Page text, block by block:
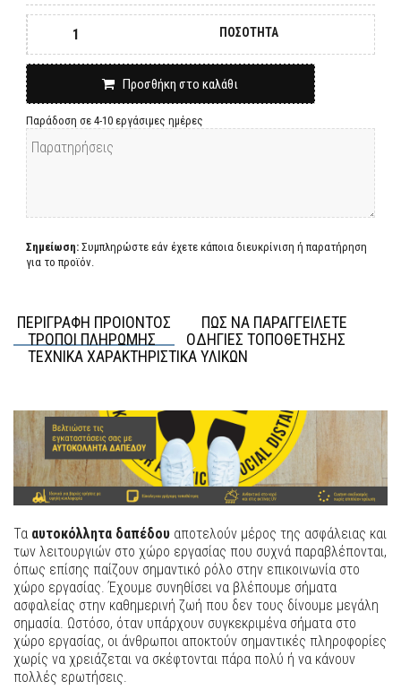
ΠΟΣΟΤΗΤΑ
Προσθήκη στο καλάθι
Παράδοση σε 4-10 εργάσιμες ημέρες
Σημείωση: Συμπληρώστε εάν έχετε κάποια διευκρίνιση ή παρατήρηση
για το προϊόν.
ΠΕΡΙΓΡΑΦΗ ΠΡΟΙΟΝΤΟΣ
ΠΩΣ ΝΑ ΠΑΡΑΓΓΕΙΛΕΤΕ
ΤΡΟΠΟΙ ΠΛΗΡΩΜΗΣ
ΟΔΗΓΙΕΣ ΤΟΠΟΘΕΤΗΣΗΣ
ΤΕΧΝΙΚΑ ΧΑΡΑΚΤΗΡΙΣΤΙΚΑ ΥΛΙΚΩΝ
Τα αυτοκόλλητα δαπέδου αποτελούν μέρος της ασφάλειας και
των λειτουργιών στο χώρο εργασίας που συχνά παραβλέπονται,
όπως επίσης παίζουν σημαντικό ρόλο στην επικοινωνία στο
χώρο εργασίας. Έχουμε συνηθίσει να βλέπουμε σήματα
ασφαλείας στην καθημερινή ζωή που δεν τους δίνουμε μεγάλη
σημασία. Ωστόσο, όταν υπάρχουν συγκεκριμένα σήματα στο
χώρο εργασίας, οι άνθρωποι αποκτούν σημαντικές πληροφορίες
χωρίς να χρειάζεται να σκέφτονται πάρα πολύ ή να κάνουν
πολλές ερωτήσεις.